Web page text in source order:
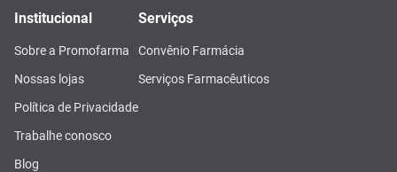
Institucional
Sobre a Promofarma
Nossas lojas
Política de Privacidade
Trabalhe conosco
Blog
Serviços
Convênio Farmácia
Serviços Farmacêuticos